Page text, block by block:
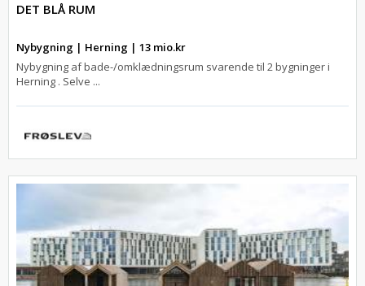
DET BLÅ RUM
Nybygning | Herning | 13 mio.kr
Nybygning af bade-/omklædningsrum svarende til 2 bygninger i
Herning . Selve ...